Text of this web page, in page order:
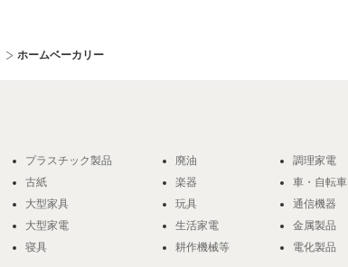
ホームベーカリー
プラスチック製品
古紙
大型家具
大型家電
寝具
廃油
楽器
玩具
生活家電
耕作機械等
調理家電
車・自転車
通信機器
金属製品
電化製品